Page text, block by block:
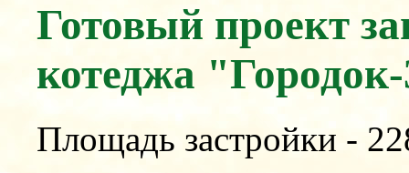
Готовый проект
котеджа
Площадь застройки -